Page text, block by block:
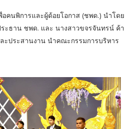
นพิการและผู้ด้อยโอกาส (ชพด.) นำโดย
ธาน ชพด. และ นางสาวขจรจันทรน์ ค้า
ะประสานงาน นำคณะกรรมการบริหาร